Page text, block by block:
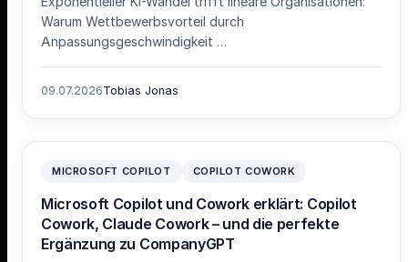
Warum Wettbewerbsvorteil durch
Anpassungsgeschwindigkeit …
09.07.2026Tobias Jonas
MICROSOFT COPILOT COPILOT COWORK
Microsoft Copilot und Cowork erklärt: Copilot
Cowork, Claude Cowork – und die perfekte
Ergänzung zu CompanyGPT